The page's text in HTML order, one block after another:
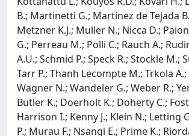
B.; Martinetti G.; Martinez de Tejada
Metzner K.J.; Muller N.; Nicca D.;
G.; Perreau M.; Polli C.; Rauch A.;
A.U.; Schmid P.; Speck R.; Stockle M.;
Tarr P.; Thanh Lecompte M.; Trkola A.;
Wagner N.; Wandeler G.; Weber R.;
Butler K.; Doerholt K.; Doherty C.;
Harrison I.; Kenny J.; Klein N.; Letting
P.; Murau F.; Nsangi E.; Prime K.;